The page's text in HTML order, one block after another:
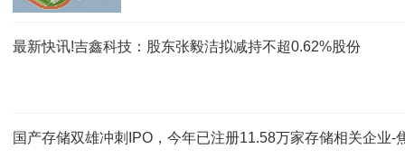
最新快讯!吉鑫科技：股东张毅洁拟减持不超0.62%股份
国产存储双雄冲刺IPO，今年已注册11.58万家存储相关企业-